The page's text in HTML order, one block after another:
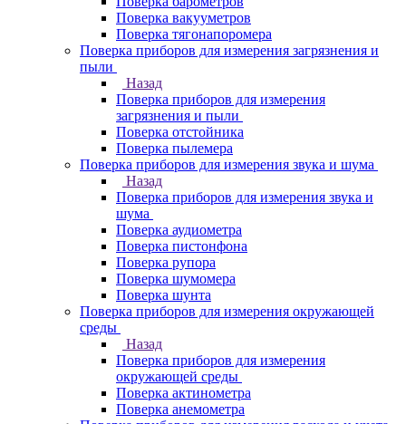
Поверка вакууметров
Поверка тягонапоромера
Поверка приборов для измерения загрязнения и
пыли
Назад
Поверка приборов для измерения
загрязнения и пыли
Поверка отстойника
Поверка пылемера
Поверка приборов для измерения звука и шума
Назад
Поверка приборов для измерения звука и
шума
Поверка аудиометра
Поверка пистонфона
Поверка рупора
Поверка шумомера
Поверка шунта
Поверка приборов для измерения окружающей
среды
Назад
Поверка приборов для измерения
окружающей среды
Поверка актинометра
Поверка анемометра